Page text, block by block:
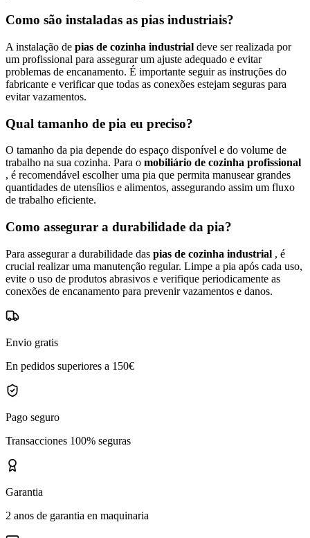
Como são instaladas as pias industriais?
A instalação de pias de cozinha industrial deve ser realizada por
um profissional para assegurar um ajuste adequado e evitar
problemas de encanamento. É importante seguir as instruções do
fabricante e verificar que todas as conexões estejam seguras para
evitar vazamentos.
Qual tamanho de pia eu preciso?
O tamanho da pia depende do espaço disponível e do volume de
trabalho na sua cozinha. Para o mobiliário de cozinha profissional
, é recomendável escolher uma pia que permita manusear grandes
quantidades de utensílios e alimentos, assegurando assim um fluxo
de trabalho eficiente.
Como assegurar a durabilidade da pia?
Para assegurar a durabilidade das pias de cozinha industrial , é
crucial realizar uma manutenção regular. Limpe a pia após cada uso,
evite o uso de produtos abrasivos e verifique periodicamente as
conexões de encanamento para prevenir vazamentos e danos.
Envio gratis
En pedidos superiores a 150€
Pago seguro
Transacciones 100% seguras
Garantia
2 anos de garantia en maquinaria